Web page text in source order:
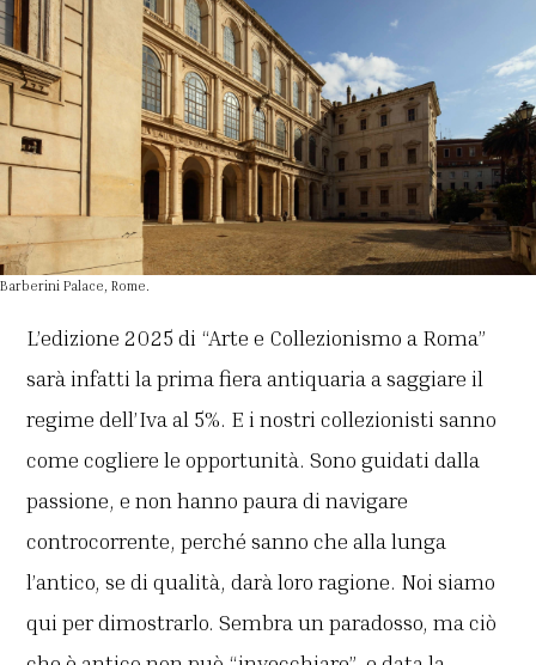
Barberini Palace, Rome.
L’edizione 2025 di “Arte e Collezionismo a Roma”
sarà infatti la prima fiera antiquaria a saggiare il
regime dell’Iva al 5%. E i nostri collezionisti sanno
come cogliere le opportunità. Sono guidati dalla
passione, e non hanno paura di navigare
controcorrente, perché sanno che alla lunga
l’antico, se di qualità, darà loro ragione. Noi siamo
qui per dimostrarlo. Sembra un paradosso, ma ciò